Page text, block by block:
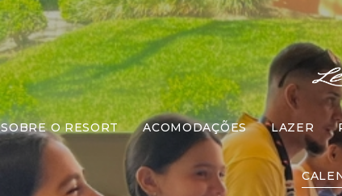
SOBRE O RESORT ACOMODAÇÕES LAZER
Almoço